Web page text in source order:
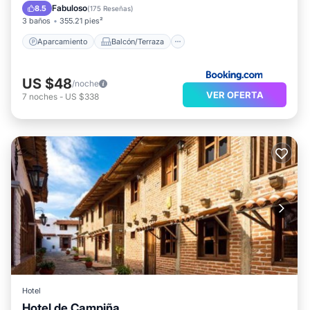
8.5 Fabuloso(175 Reseñas)
3 baños 355.21 pies²
Aparcamiento Balcón/Terraza
Vistas
Apto para niños
US $48/noche
7 noches - US $338 VER OFERTA
Hotel